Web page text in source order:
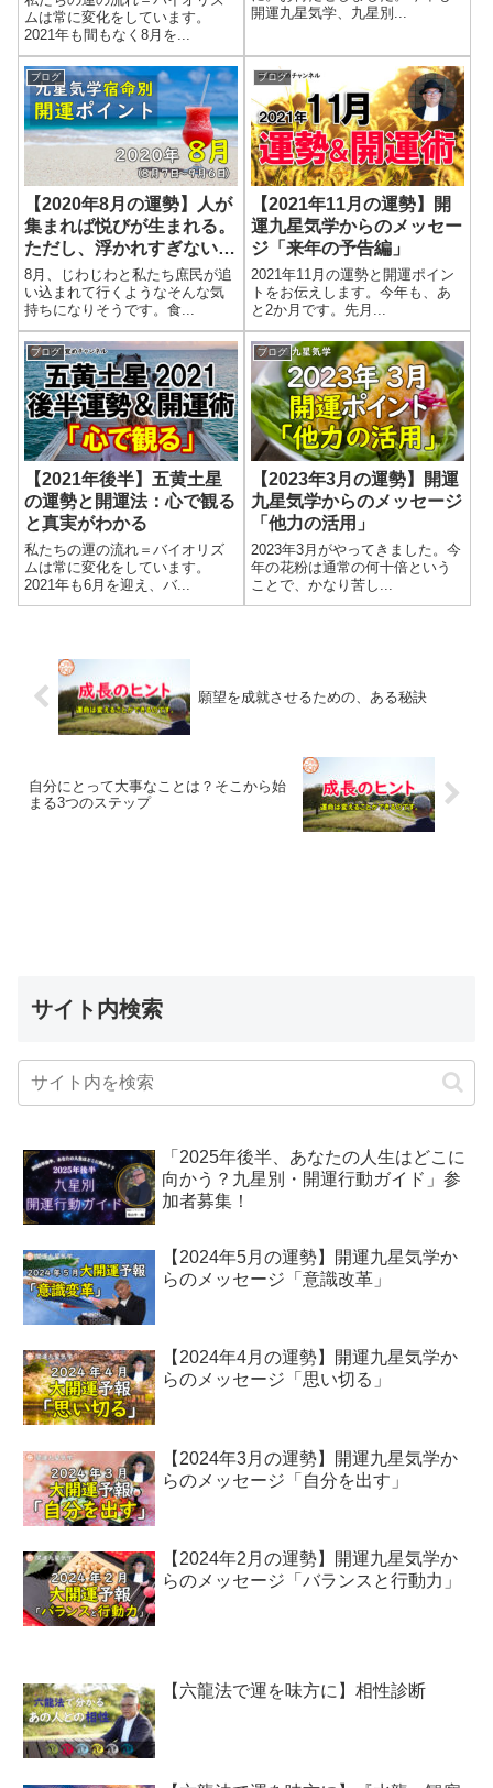
ムは常に変化をしています。
2021年も間もなく8月を...
開運九星気学、九星別...
ブログ
【2020年8月の運勢】人が
集まれば悦びが生まれる。
ただし、浮かれすぎないこ
とも大事。
8月、じわじわと私たち庶民が追
い込まれて行くようなそんな気
持ちになりそうです。食...
ブログ
【2021年11月の運勢】開
運九星気学からのメッセー
ジ「来年の予告編」
2021年11月の運勢と開運ポイン
トをお伝えします。今年も、あ
と2か月です。先月...
ブログ
【2021年後半】五黄土星
の運勢と開運法：心で観る
と真実がわかる
私たちの運の流れ＝バイオリズ
ムは常に変化をしています。
2021年も6月を迎え、バ...
ブログ
【2023年3月の運勢】開運
九星気学からのメッセージ
「他力の活用」
2023年3月がやってきました。今
年の花粉は通常の何十倍という
ことで、かなり苦し...
願望を成就させるための、ある秘訣
自分にとって大事なことは？そこから始
まる3つのステップ
サイト内検索
「2025年後半、あなたの人生はどこに
向かう？九星別・開運行動ガイド」参
加者募集！
【2024年5月の運勢】開運九星気学か
らのメッセージ「意識改革」
【2024年4月の運勢】開運九星気学か
らのメッセージ「思い切る」
【2024年3月の運勢】開運九星気学か
らのメッセージ「自分を出す」
【2024年2月の運勢】開運九星気学か
らのメッセージ「バランスと行動力」
【六龍法で運を味方に】相性診断